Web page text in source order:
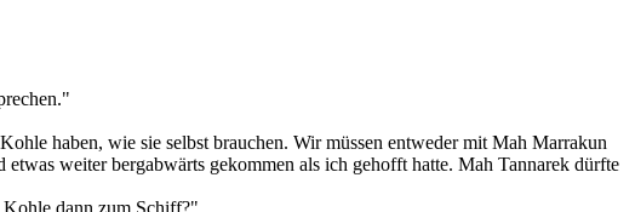
haben, wie sie selbst brauchen. Wir müssen entweder mit Mah Marrakun
weiter bergabwärts gekommen als ich gehofft hatte. Mah Tannarek dürfte